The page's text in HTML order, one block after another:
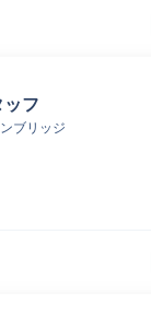
フ
ブリッジ